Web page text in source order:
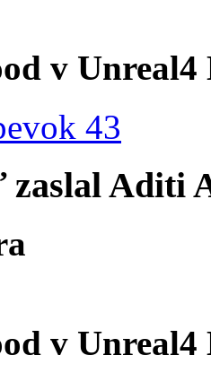
v Unreal4
43
zaslalAditi
v Unreal4